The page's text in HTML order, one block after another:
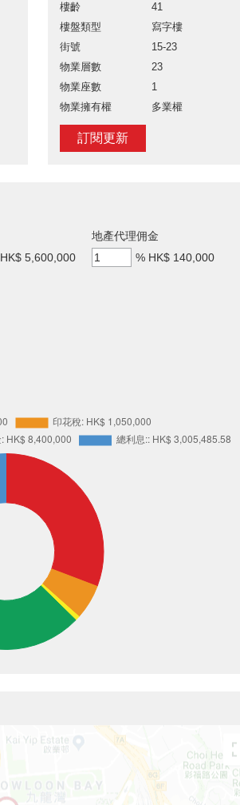
樓齡
41
樓盤類型
寫字樓
街號
15-23
物業層數
23
物業座數
1
物業擁有權
多業權
訂閱更新
HK$ 5,600,000
地產代理佣金
% HK$ 140,000